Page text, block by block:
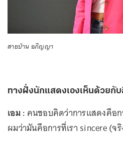
สายป่าน อภิญญา
ทางฝั่งนักแสดงเองเห็นด้วยกั
เอม : คนชอบคิดว่าการแสดงคือ
ผมว่ามันคือการที่เรา sincere (จ